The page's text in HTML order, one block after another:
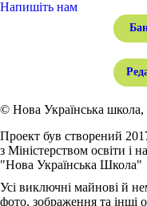
Напишіть нам
© Нова Українська школа,
Проект був створений
з Міністерством освіти і
"Нова Українська Школа"
Усі виключні майнові й
фото, зображення та інші